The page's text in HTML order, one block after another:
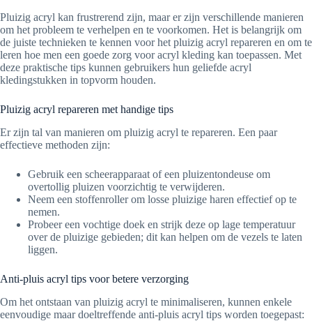
Pluizig acryl kan frustrerend zijn, maar er zijn verschillende manieren
om het probleem te verhelpen en te voorkomen. Het is belangrijk om
de juiste technieken te kennen voor het pluizig acryl repareren en om te
leren hoe men een goede zorg voor acryl kleding kan toepassen. Met
deze praktische tips kunnen gebruikers hun geliefde acryl
kledingstukken in topvorm houden.
Pluizig acryl repareren met handige tips
Er zijn tal van manieren om pluizig acryl te repareren. Een paar
effectieve methoden zijn:
Gebruik een scheerapparaat of een pluizentondeuse om
overtollig pluizen voorzichtig te verwijderen.
Neem een stoffenroller om losse pluizige haren effectief op te
nemen.
Probeer een vochtige doek en strijk deze op lage temperatuur
over de pluizige gebieden; dit kan helpen om de vezels te laten
liggen.
Anti-pluis acryl tips voor betere verzorging
Om het ontstaan van pluizig acryl te minimaliseren, kunnen enkele
eenvoudige maar doeltreffende anti-pluis acryl tips worden toegepast: